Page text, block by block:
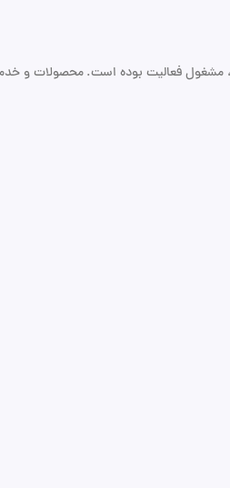
۱۳۸۲ با پشتوانه فنی متخصصان دانشگاه صنعتی شریف، مشغول فعالیت بوده است.